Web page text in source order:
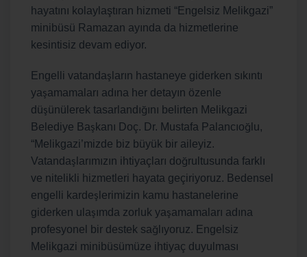
hayatını kolaylaştıran hizmeti “Engelsiz Melikgazi”
minibüsü Ramazan ayında da hizmetlerine
kesintisiz devam ediyor.
Engelli vatandaş ların hastaneye giderken sı kıntı
yaşamamaları ad ına her detayın özenle
d üşünü lerek tasarland ığını belirten Melikgazi
Belediye Baş kanı Doç. Dr. Mustafa Palancıoğ lu,
“Melikgazi’mizde biz büyü k bir aileyiz.
Vatandaş larımızın ihtiyaç ları doğrultusunda farkl ı
ve nitelikli hizmetleri hayata geçiriyoruz. Bedensel
engelli kardeş lerimizin kamu hastanelerine
giderken ulaşımda zorluk yaşamamaları ad ına
profesyonel bir destek sağ ıyoruz. Engelsiz
Melikgazi minibüsümüze ihtiyaç duyulması